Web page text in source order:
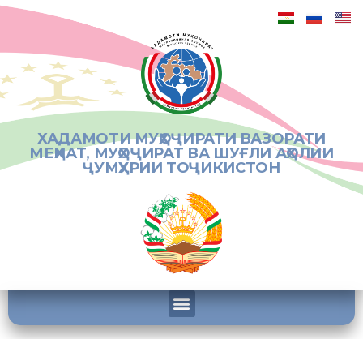
ХАДАМОТИ МУҲОҶИРАТИ ВАЗОРАТИ
МЕҲНАТ, МУҲОҶИРАТ ВА ШУҒЛИ АҲОЛИИ
ҶУМҲУРИИ ТОҶИКИСТОН